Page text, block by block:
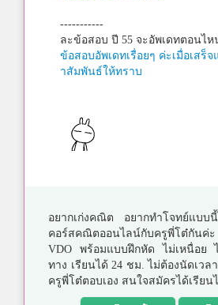
-----------
ละข้อสอบ ปี 55 จะอัพเดทตอนไห
ข้อสอบอัพเดทเรื่อยๆ ค่ะเมื่อเสร็
าสัมพันธ์ให้ทราบ
อยากเก่งคณิต อยากทำโจทย์แบบ
คอร์สคณิตออนไลน์กับครูพี่โต๋กัน
VDO พร้อมแบบฝึกหัด ไม่เหนื่อย
ทาง เรียนได้ 24 ชม. ไม่ต้องนัดเวล
ครูพี่โต๋ตอบเอง สนใจสมัครได้เรียน